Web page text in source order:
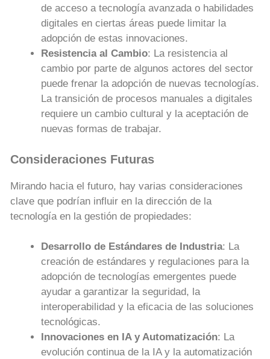
de acceso a tecnología avanzada o habilidades
digitales en ciertas áreas puede limitar la
adopción de estas innovaciones.
Resistencia al Cambio: La resistencia al
cambio por parte de algunos actores del sector
puede frenar la adopción de nuevas tecnologías.
La transición de procesos manuales a digitales
requiere un cambio cultural y la aceptación de
nuevas formas de trabajar.
Consideraciones Futuras
Mirando hacia el futuro, hay varias consideraciones
clave que podrían influir en la dirección de la
tecnología en la gestión de propiedades:
Desarrollo de Estándares de Industria: La
creación de estándares y regulaciones para la
adopción de tecnologías emergentes puede
ayudar a garantizar la seguridad, la
interoperabilidad y la eficacia de las soluciones
tecnológicas.
Innovaciones en IA y Automatización: La
evolución continua de la IA y la automatización